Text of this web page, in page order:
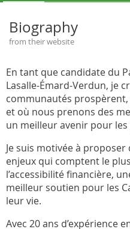
Biography
from their website
En tant que candidate du
Lasalle-Émard-Verdun, je
communautés
et où nous prenons des
un meilleur avenir pour
Je suis motivée à
enjeux qui comptent le
l’accessibilité financière,
meilleur soutien pour les
leur vie.
Avec 20 ans d’expérience